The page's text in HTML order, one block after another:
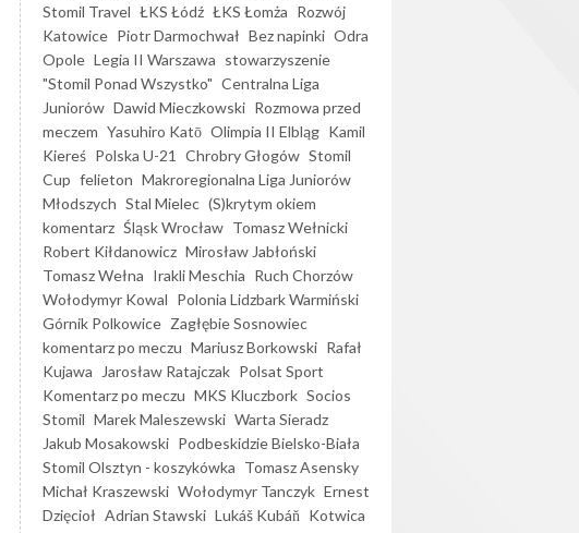
Stomil Travel ŁKS Łódź ŁKS Łomża Rozwój
Katowice Piotr Darmochwał Bez napinki Odra
Opole Legia II Warszawa stowarzyszenie
"Stomil Ponad Wszystko" Centralna Liga
Juniorów Dawid Mieczkowski Rozmowa przed
meczem Yasuhiro Katō Olimpia II Elbląg Kamil
Kiereś Polska U-21 Chrobry Głogów Stomil
Cup felieton Makroregionalna Liga Juniorów
Młodszych Stal Mielec (S)krytym okiem
komentarz Śląsk Wrocław Tomasz Wełnicki
Robert Kiłdanowicz Mirosław Jabłoński
Tomasz Wełna Irakli Meschia Ruch Chorzów
Wołodymyr Kowal Polonia Lidzbark Warmiński
Górnik Polkowice Zagłębie Sosnowiec
komentarz po meczu Mariusz Borkowski Rafał
Kujawa
Jarosław Ratajczak Polsat Sport
Komentarz po meczu MKS Kluczbork Socios
Stomil Marek Maleszewski Warta Sieradz
Jakub Mosakowski Podbeskidzie Bielsko-Biała
Stomil Olsztyn - koszykówka Tomasz Asensky
Michał Kraszewski Wołodymyr Tanczyk Ernest
Dzięcioł Adrian Stawski Lukáš Kubáň Kotwica